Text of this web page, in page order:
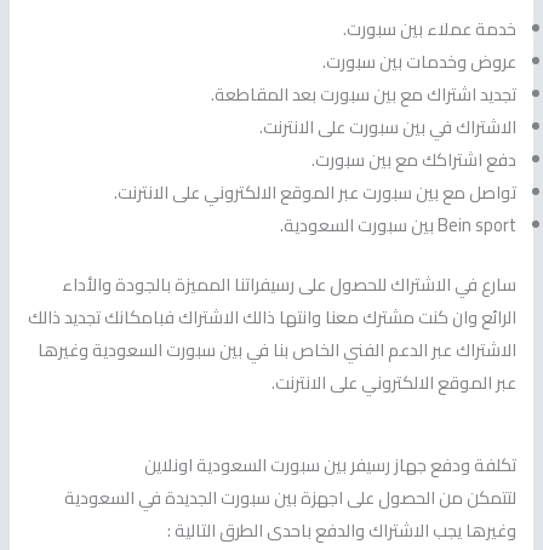
خدمة عملاء بين سبورت.
عروض وخدمات بين سبورت.
تجديد اشتراك مع بين سبورت بعد المقاطعة.
الاشتراك في بين سبورت على الانترنت.
دفع اشتراكك مع بين سبورت.
تواصل مع بين سبورت عبر الموقع الالكتروني على الانترنت.
Bein sport بين سبورت السعودية.
سارع في الاشتراك للحصول على رسيفراتنا المميزة بالجودة والأداء
الرائع وان كنت مشترك معنا وانتها ذالك الاشتراك فبامكانك تجديد ذالك
الاشتراك عبر الدعم الفني الخاص بنا في بين سبورت السعودية وغيرها
عبر الموقع الالكتروني على الانترنت.
تكلفة ودفع جهاز رسيفر بين سبورت السعودية اونلاين
لتتمكن من الحصول على اجهزة بين سبورت الجديدة في السعودية
وغيرها يجب الاشتراك والدفع باحدى الطرق التالية :